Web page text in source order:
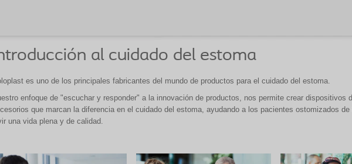
al cuidado del estoma
es uno de los principales fabricantes del mundo de productos para el cuidado del estoma.
enfoque de "escuchar y responder" a la innovación de productos, nos permite crear dispositivos
que marcan la diferencia en el cuidado del estoma, ayudando a los pacientes ostomizados de
una vida plena y de calidad.